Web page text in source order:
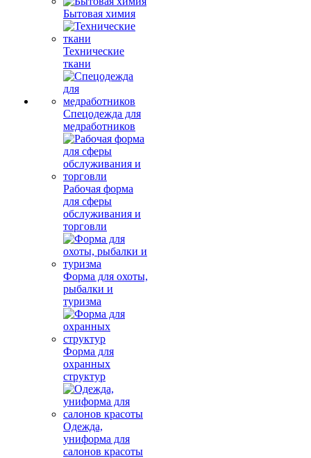
Бытовая химия
Технические
ткани
Спецодежда для
медработников
Рабочая форма
для сферы
обслуживания и
торговли
Форма для охоты,
рыбалки и
туризма
Форма для
охранных
структур
Одежда,
униформа для
салонов красоты